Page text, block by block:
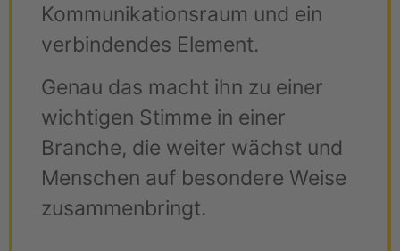
Kommunikationsraum und ein
verbindendes Element.
Genau das macht ihn zu einer
wichtigen Stimme in einer
Branche, die weiter wächst und
Menschen auf besondere Weise
zusammenbringt.